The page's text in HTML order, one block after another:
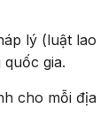
lý (luật lao
gia.
cho mỗi địa